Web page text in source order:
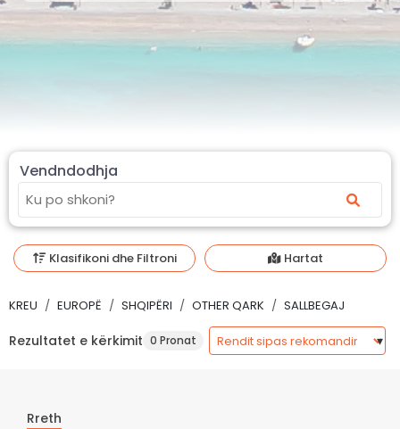
Vendndodhja
Klasifikoni dhe Filtroni Hartat
KREU EUROPË SHQIPËRI OTHER QARK SALLBEGAJ
Rezultatet e kërkimit 0 Pronat
Rreth